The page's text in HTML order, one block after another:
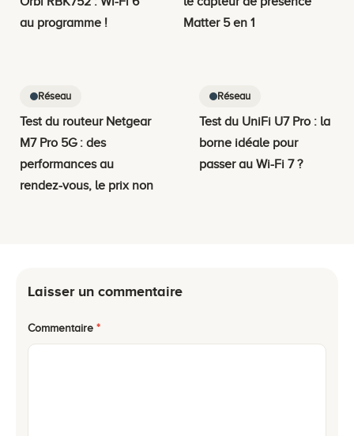
au programme !
Matter 5 en 1
Réseau
Test du routeur Netgear
M7 Pro 5G : des
performances au
rendez-vous, le prix non
Réseau
Test du UniFi U7 Pro : la
borne idéale pour
passer au Wi-Fi 7 ?
Laisser un commentaire
Commentaire *